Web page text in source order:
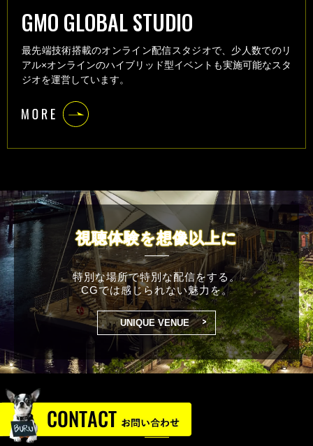
GMO GLOBAL STUDIO
最先端技術搭載のオンライン配信スタジオで、少人数でのリ
アル×オンラインのハイブリッド型イベントも実施可能なスタ
ジオを運営しています。
視聴体験を想像以上に
特別な場所で特別な配信をする。
CGでは感じられない魅力を。
UNIQUE VENUE >
関連記事